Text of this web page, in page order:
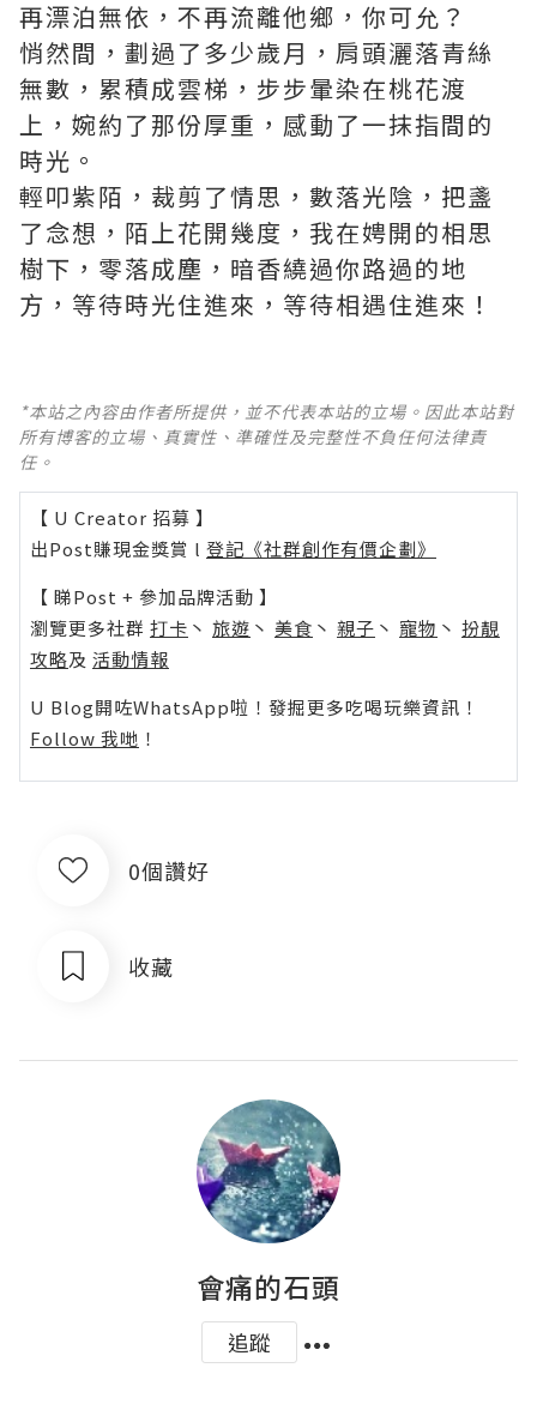
再漂泊無依，不再流離他鄉，你可允？
悄然間，劃過了多少歲月，肩頭灑落青絲
無數，累積成雲梯，步步暈染在桃花渡
上，婉約了那份厚重，感動了一抹指間的
時光。
輕叩紫陌，裁剪了情思，數落光陰，把盞
了念想，陌上花開幾度，我在娉開的相思
樹下，零落成塵，暗香繞過你路過的地
方，等待時光住進來，等待相遇住進來！
*本站之內容由作者所提供，並不代表本站的立場。因此本站對
所有博客的立場、真實性、準確性及完整性不負任何法律責
任。
【 U Creator 招募 】
出Post賺現金獎賞 l 登記《社群創作有價企劃》
【 睇Post + 參加品牌活動 】
瀏覽更多社群 打卡 丶 旅遊 丶 美食 丶 親子 丶 寵物 丶 扮靚
攻略及 活動情報
U Blog開咗WhatsApp啦！發掘更多吃喝玩樂資訊！
Follow 我哋 ！
0個讚好
收藏
會痛的石頭
追蹤